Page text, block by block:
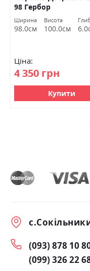
98 Гербор
Ширина
98.0см
Висота
100.0см
Ціна:
4 350 грн
Купити
(093) 878 10
(099) 326 22